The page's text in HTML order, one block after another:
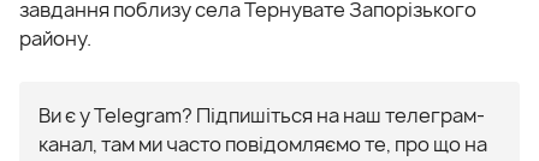
завдання поблизу села Тернувате Запорізького
району.
Ви є у Telegram? Підпишіться на наш телеграм-
канал, там ми часто повідомляємо те, про що на